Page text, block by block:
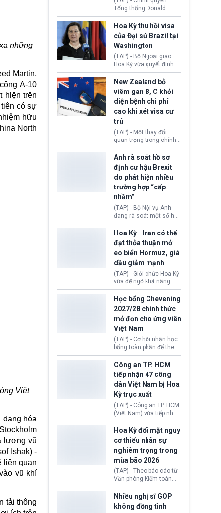
những
Martin,
A-10
hiện trên
tiên có sự
hữu
North
Việt
dạng hóa
lượng vũ
Ishak) -
liên quan
vũ khí
tải thông
Tổng thống Donald
Trump đã hoàn trả
khoảng 100 tỷ USD thuế
quan từng thu theo Đạo
luật Quyền hạn Kinh tế
Khẩn cấp Quốc tế
(IEEPA). Động thái này
diễn ra sau phán quyết
hồi tháng 2 bởi Tòa án
Tối cao Hoa Kỳ
(SCOTUS) khi tuyên bố,
việc áp thuế diện rộng là
hoàn toàn bất hợp pháp.
Hoa Kỳ thu hồi visa
của Đại sứ Brazil tại
Washington
(TAP) - Bộ Ngoại giao
Hoa Kỳ vừa quyết định
thu hồi thị thực (visa)
của bà Maria Luiza
Ribeiro Viotti - Đại sứ
Brazil tại Washington.
Động thái trên diễn ra
trong bối cảnh tranh
chấp ngoại giao giữa
chính quyền Tổng thống
Donald Trump và chính
phủ cánh tả Tổng thống
da Silva đang leo thang
gay gắt.
New Zealand bỏ
viêm gan B, C khỏi
diện bệnh chi phí
cao khi xét visa cư
trú
(TAP) - Một thay đổi
quan trọng trong chính
sách nhập cư của New
Zealand đang mở ra
thêm cơ hội cho nhiều
người muốn định cư. Từ
nay, người mắc viêm
gan B hoặc viêm gan C
sẽ không còn bị mặc
định không đáp ứng tiêu
chuẩn sức khỏe chỉ vì
chi phí điều trị khi nộp hồ
Anh rà soát hồ sơ
định cư hậu Brexit
do phát hiện nhiều
trường hợp “cấp
nhầm”
(TAP) - Bộ Nội vụ Anh
đang rà soát một số hồ
sơ thuộc Chương trình
Định cư EU (EU
Settlement Scheme -
EUSS) sau khi xác định
có trường hợp được cấp
quy chế cư trú hậu
Brexit “do nhầm lẫn”.
Động thái này làm dấy
lên lo ngại về việc thực
thi Thỏa thuận Rút khỏi
Liên minh châu Âu
(Withdrawal
Agreement).
Hoa Kỳ - Iran có thể
đạt thỏa thuận mở
eo biển Hormuz, giá
dầu giảm mạnh
(TAP) - Giới chức Hoa Kỳ
vừa để ngỏ khả năng
sớm đạt thỏa thuận với
Iran nhằm mở lại eo biển
Hormuz, mở đường cho
việc khôi phục hoạt
động hàng hải. Những
tín hiệu ngoại giao tích
cực này lập tức tác động
đến thị trường năng
lượng, kéo giá dầu thế
giới lùi sâu xuống dưới
mức 80 USD/thùng.
Học bổng Chevening
2027/28 chính thức
mở đơn cho ứng viên
Việt Nam
(TAP) - Cơ hội nhận học
bổng toàn phần để theo
học chương trình thạc sĩ
tại Vương quốc Anh đã
chính thức quay trở lại.
Học bổng Chevening
2027/28 của Chính phủ
Anh vừa mở cổng ứng
tuyển dành riêng ứng
viên Việt Nam, hỗ trợ
toàn bộ chi phí học tập
cùng nhiều quyền lợi
trong suốt một năm
học.
Công an TP. HCM
tiếp nhận 47 công
dân Việt Nam bị Hoa
Kỳ trục xuất
(TAP) - Công an TP. HCM
(Việt Nam) vừa tiếp nhận
47 công dân Việt Nam bị
Hoa Kỳ trục xuất về
nước. Đây là đợt có số
lượng lớn nhất từ đầu
năm 2026 đến nay, phản
ánh xu hướng gia tăng
các trường hợp trục
xuất.
Hoa Kỳ đối mặt nguy
cơ thiếu nhân sự
nghiêm trọng trong
mùa bão 2026
(TAP) - Theo báo cáo từ
Văn phòng Kiểm toán
Chính phủ (GAO), Cơ
quan Quản lý Khẩn cấp
Liên bang (FEMA) thuộc
Bộ An ninh Nội địa Hoa
Nhiều nghị sĩ GOP
không đồng tình